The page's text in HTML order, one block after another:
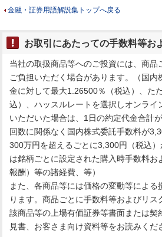
金融・証券用語解説集トップへ戻る
お取引にあたっての手数料等お
当社の取扱商品等へのご投資には、商品
ご負担いただく場合があります。（国内
金に対して最大1.26500％（税込）、た
込）、ハッスルレートを選択しオンライ
いただいた場合は、1日の約定代金合計
回数に関係なく国内株式委託手数料が
300万円を超えるごとに3,300円（税込
は銘柄ごとに設定された購入時手数料お
報酬）等の諸経費、等）
また、各商品等には価格の変動等による
ります。商品ごとに手数料等およびリス
該商品等の上場有価証券等書面または契
見書、お客さま向け資料等をお読みくだ